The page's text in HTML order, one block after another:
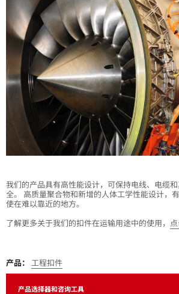
我们的产品具有高性能设计，可保持电线、电缆
全。 高质量聚合物和新增的人体工学性能设计，
使在难以靠近的地方。
了解更多关于我们的扣件在运输用途中的使用，
产品： 工程扣件
产品选择器和咨询工具